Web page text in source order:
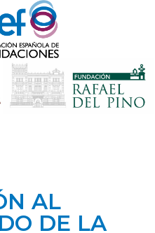
AL
DE LA